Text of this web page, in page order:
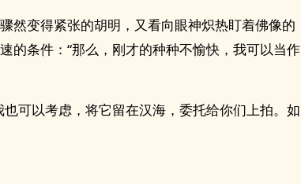
然变得紧张的胡明，又看向眼神炽热盯着佛像的
的条件：“那么，刚才的种种不愉快，我可以当作
可以考虑，将它留在汉海，委托给你们上拍。如